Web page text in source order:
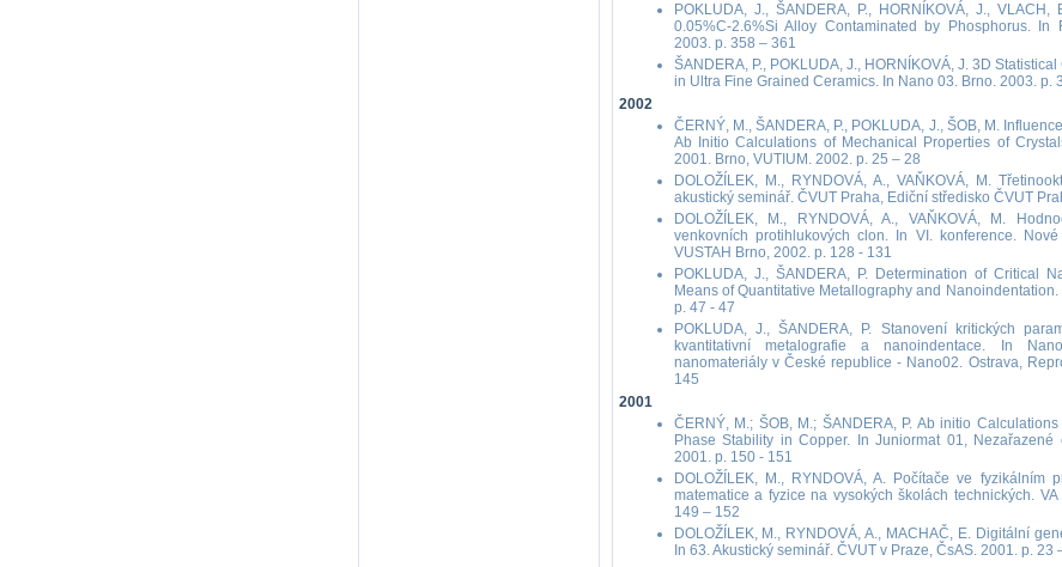
POKLUDA, J., ŠANDERA, P., HORNÍKOVÁ, J.,
0.05%C-2.6%Si Alloy Contaminated by Phosphorus. In
2003. p. 358 – 361
ŠANDERA, P., POKLUDA, J., HORNÍKOVÁ, J. 3D
in Ultra Fine Grained Ceramics. In Nano 03. Brno. 2003. p.
2002
ČERNÝ, M., ŠANDERA, P., POKLUDA, J., ŠOB, M.
Ab Initio Calculations of Mechanical Properties of
2001. Brno, VUTIUM. 2002. p. 25 – 28
DOLOŽÍLEK, M., RYNDOVÁ, A., VAŇKOVÁ, M.
akustický seminář. ČVUT Praha, Ediční středisko ČVUT
DOLOŽÍLEK, M., RYNDOVÁ, A., VAŇKOVÁ, M.
venkovních protihlukových clon. In VI. konference.
VUSTAH Brno, 2002. p. 128 - 131
POKLUDA, J., ŠANDERA, P. Determination of Critical
Means of Quantitative Metallography and
p. 47 - 47
POKLUDA, J., ŠANDERA, P. Stanovení kritických
kvantitativní metalografie a nanoindentace. In
nanomateriály v České republice - Nano02. Ostrava,
145
2001
ČERNÝ, M.; ŠOB, M.; ŠANDERA, P. Ab initio
Phase Stability in Copper. In Juniormat 01, Nezařazené
2001. p. 150 - 151
DOLOŽÍLEK, M., RYNDOVÁ, A. Počítače ve fyzikálním
matematice a fyzice na vysokých školách technických.
149 – 152
DOLOŽÍLEK, M., RYNDOVÁ, A., MACHAČ, E. Digitální
In 63. Akustický seminář. ČVUT v Praze, ČsAS. 2001. p. 23